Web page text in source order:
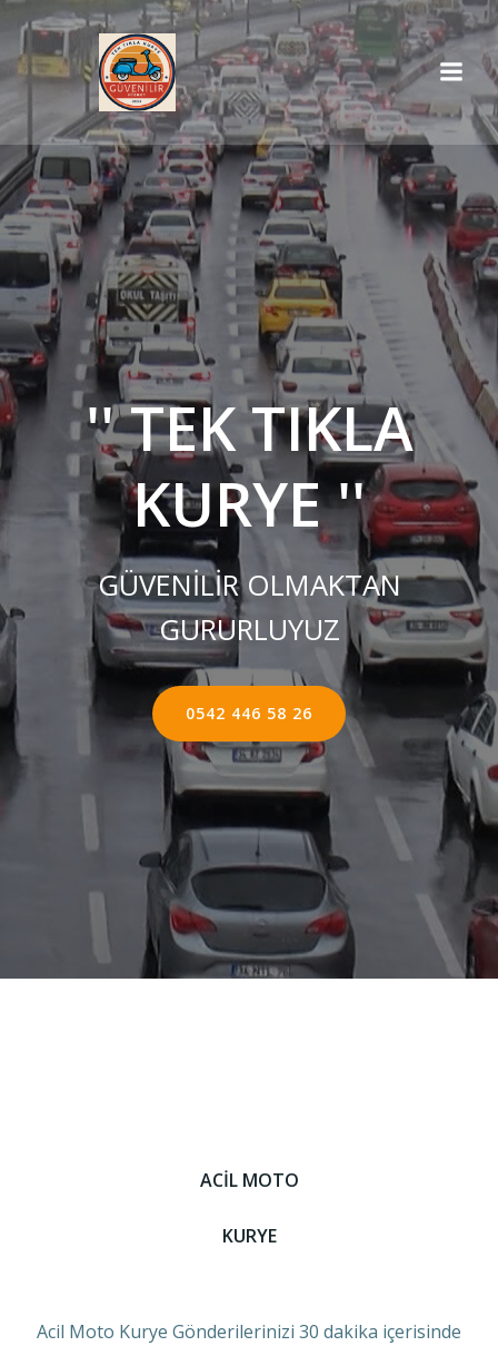
İçeriğe
geç
'' TEK TIKLA
KURYE ''
GÜVENİLİR OLMAKTAN
GURURLUYUZ
0542 446 58 26
ACİL MOTO
KURYE
Acil Moto Kurye Gönderilerinizi 30 dakika içerisinde